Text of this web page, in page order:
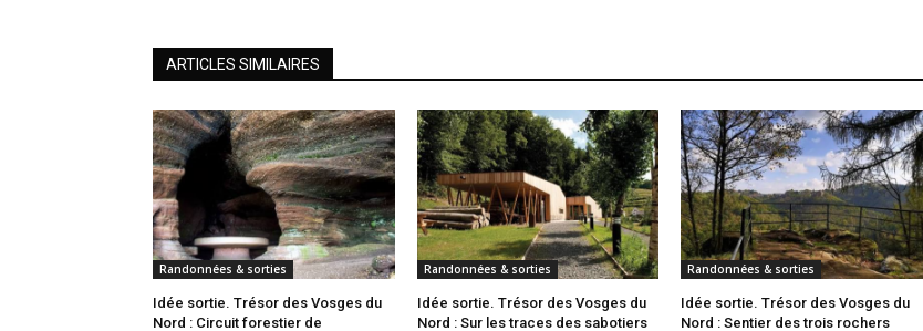
ARTICLES SIMILAIRES
Randonnées & sorties
Idée sortie. Trésor des Vosges du
Nord : Circuit forestier de
Randonnées & sorties
Idée sortie. Trésor des Vosges du
Nord : Sur les traces des sabotiers
Randonnées & sorties
Idée sortie. Trésor des Vosges du
Nord : Sentier des trois rochers